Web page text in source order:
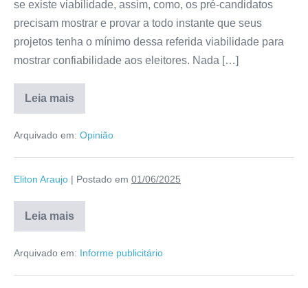
se existe viabilidade, assim, como, os pré-candidatos
precisam mostrar e provar a todo instante que seus
projetos tenha o mínimo dessa referida viabilidade para
mostrar confiabilidade aos eleitores. Nada […]
Leia mais
Arquivado em: Opinião
Eliton Araujo | Postado em 01/06/2025
Leia mais
Arquivado em: Informe publicitário